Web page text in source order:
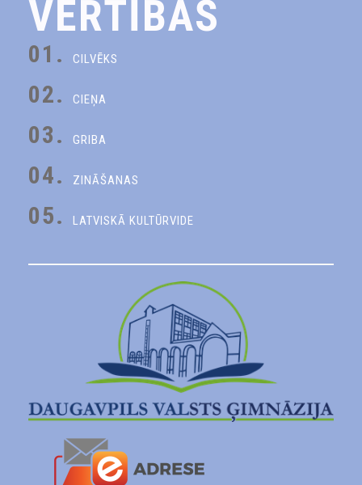
VĒRTĪBAS
01. CILVĒKS
02. CIEŅA
03. GRIBA
04. ZINĀŠANAS
05. LATVISKĀ KULTŪRVIDE